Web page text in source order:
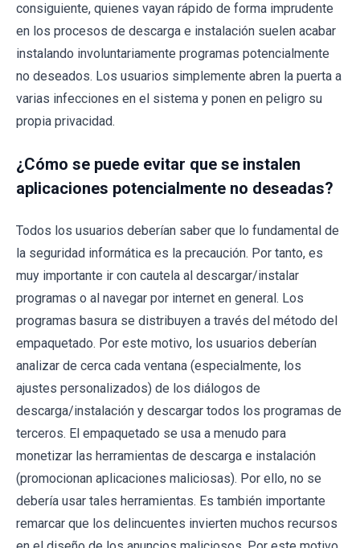
consiguiente, quienes vayan rápido de forma imprudente
en los procesos de descarga e instalación suelen acabar
instalando involuntariamente programas potencialmente
no deseados. Los usuarios simplemente abren la puerta a
varias infecciones en el sistema y ponen en peligro su
propia privacidad.
¿Cómo se puede evitar que se instalen
aplicaciones potencialmente no deseadas?
Todos los usuarios deberían saber que lo fundamental de
la seguridad informática es la precaución. Por tanto, es
muy importante ir con cautela al descargar/instalar
programas o al navegar por internet en general. Los
programas basura se distribuyen a través del método del
empaquetado. Por este motivo, los usuarios deberían
analizar de cerca cada ventana (especialmente, los
ajustes personalizados) de los diálogos de
descarga/instalación y descargar todos los programas de
terceros. El empaquetado se usa a menudo para
monetizar las herramientas de descarga e instalación
(promocionan aplicaciones maliciosas). Por ello, no se
debería usar tales herramientas. Es también importante
remarcar que los delincuentes invierten muchos recursos